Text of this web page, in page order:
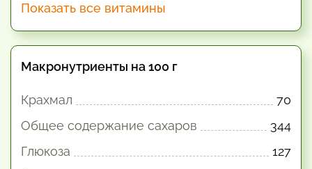
Показать все витамины
Макронутриенты на 100 г
Крахмал
70
Общее содержание сахаров
344
Глюкоза
127